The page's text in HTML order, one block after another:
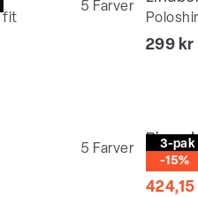
fit
5 Farver
I alt
299 kr
5 Farver
3-pak
-15%
Bison
T-shirt